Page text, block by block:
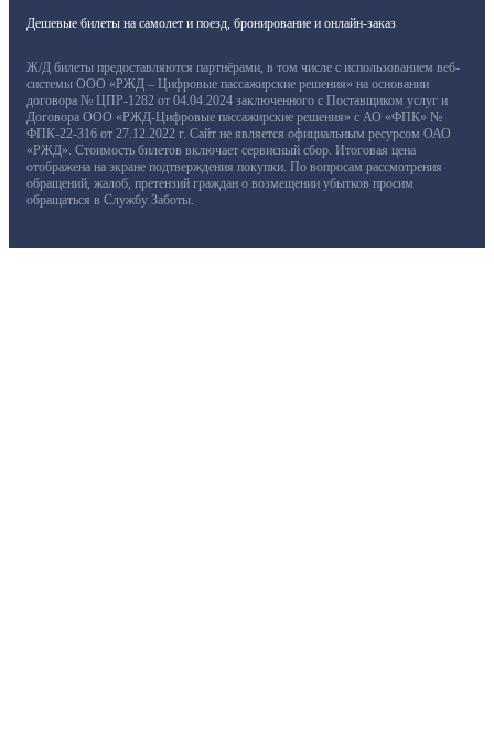
Дешевые билеты на самолет и поезд, бронирование и онлайн-заказ
Ж/Д билеты предоставляются партнёрами, в том числе с использованием веб-
системы ООО «РЖД – Цифровые пассажирские решения» на основании
договора № ЦПР-1282 от 04.04.2024 заключенного с Поставщиком услуг и
Договора ООО «РЖД-Цифровые пассажирские решения» с АО «ФПК» №
ФПК-22-316 от 27.12.2022 г. Сайт не является официальным ресурсом ОАО
«РЖД». Стоимость билетов включает сервисный сбор. Итоговая цена
отображена на экране подтверждения покупки. По вопросам рассмотрения
обращений, жалоб, претензий граждан о возмещении убытков просим
обращаться в Службу Заботы.